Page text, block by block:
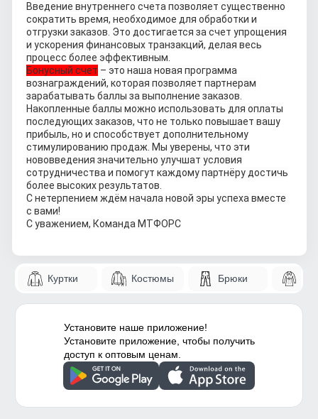
Введение внутреннего счета позволяет существенно
сократить время, необходимое для обработки и
отгрузки заказов. Это достигается за счет упрощения
и ускорения финансовых транзакций, делая весь
процесс более эффективным.
Бонусный счет – это наша новая программа
вознаграждений, которая позволяет партнерам
зарабатывать баллы за выполнение заказов.
Накопленные баллы можно использовать для оплаты
последующих заказов, что не только повышает вашу
прибыль, но и способствует дополнительному
стимулированию продаж. Мы уверены, что эти
нововведения значительно улучшат условия
сотрудничества и помогут каждому партнёру достичь
более высоких результатов.
С нетерпением ждём начала новой эры успеха вместе
с вами!
С уважением, Команда МТФОРС
Куртки Костюмы Брюки
Установите наше приложение!
Установите приложение, чтобы получить
доступ к оптовым ценам.